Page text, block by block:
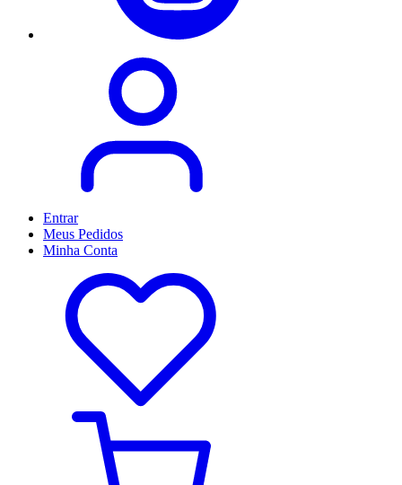
Entrar
Meus Pedidos
Minha Conta